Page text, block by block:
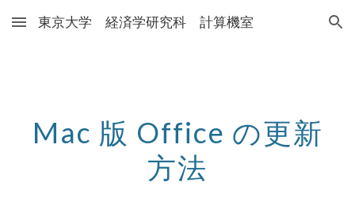
Skip to main content Skip to navigation
東京大学 経済学研究科 計算機室
Mac 版 Office の更新
方法